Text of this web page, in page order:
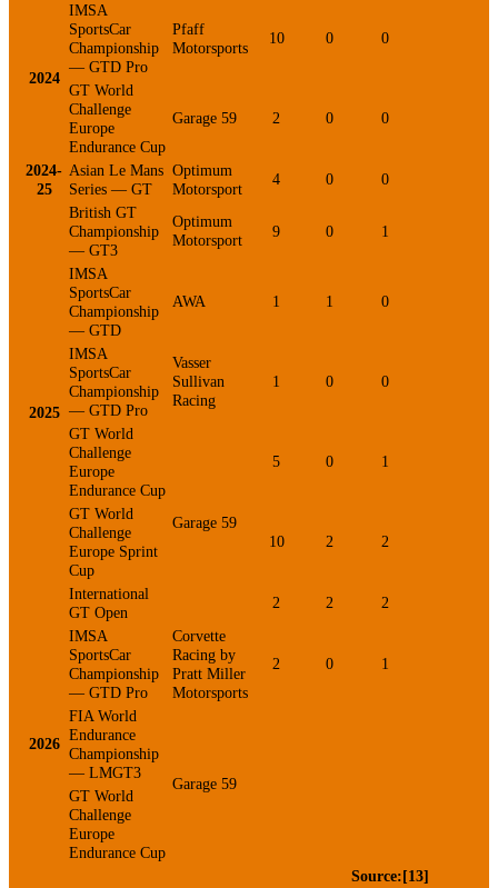
2024
IMSA
SportsCar
Championship
— GTD Pro
Pfaff
Motorsports
10 0 0
GT World
Challenge
Europe
Endurance Cup
Garage 59 2 0 0
2024-
25
Asian Le Mans
Series — GT
Optimum
Motorsport
4 0 0
2025
British GT
Championship
— GT3
Optimum
Motorsport
9 0 1
IMSA
SportsCar
Championship
— GTD
AWA 1 1 0
IMSA
SportsCar
Championship
— GTD Pro
Vasser
Sullivan
Racing
1 0 0
GT World
Challenge
Europe
Endurance Cup
Garage 59
5 0 1
GT World
Challenge
Europe Sprint
Cup
10 2 2
International
GT Open
2 2 2
2026
IMSA
SportsCar
Championship
— GTD Pro
Corvette
Racing by
Pratt Miller
Motorsports
2 0 1
FIA World
Endurance
Championship
— LMGT3
Garage 59
GT World
Challenge
Europe
Endurance Cup
Source:[13]